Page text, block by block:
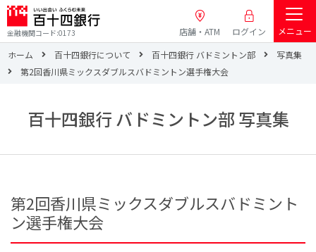
金融機関コード:0173 店舗・ATM ログイン
メニュー
ホーム
百十四銀行について 百十四銀行 バドミントン部
写真集
第2回香川県ミックスダブルスバドミントン選手権大会
百十四銀行 バドミントン部 写真集
第2回香川県ミックスダブルスバドミント
ン選手権大会